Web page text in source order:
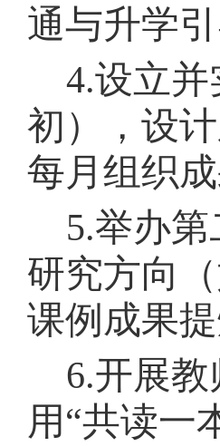
通与升学引
4.设立并
初），设
每月组织
5.举办第
研究方向
课例成果提
6.开展
用“共读一